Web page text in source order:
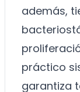
además,
práctico
garantiza